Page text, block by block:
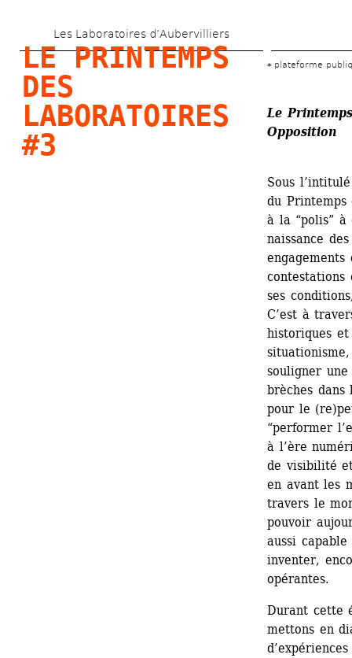
au
contenu
Les Laboratoires d’Aubervilliers
LE PRINTEMPS
DES
LABORATOIRES
#3
plateforme
Le
Opposition
Sous
du Printemps
à la “polis”
naissance
engagements
contestations
ses
C’est à
historiques
souligner
brèches dans
pour le
“performer
à l’ère
de visibilité
en avant les
travers le
pouvoir
aussi
inventer,
opérantes.
Durant cette
mettons en